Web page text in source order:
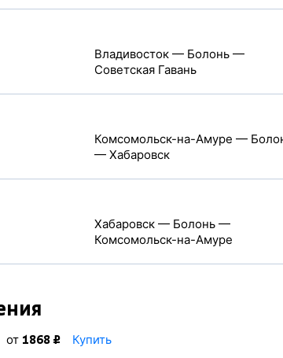
Владивосток — Болонь —
Советская Гавань
Комсомольск-на-Амуре —
— Хабаровск
Хабаровск — Болонь —
Комсомольск-на-Амуре
от 1868 ₽
Купить